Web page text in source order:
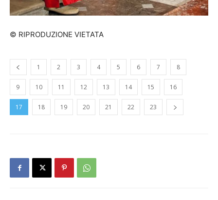
© RIPRODUZIONE VIETATA
1 2 3 4 5 6 7 8
9 10 11 12 13 14 15 16
17 18 19 20 21 22 23